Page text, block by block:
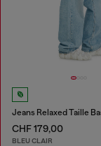
CHF 179,00
BLEU CLAIR